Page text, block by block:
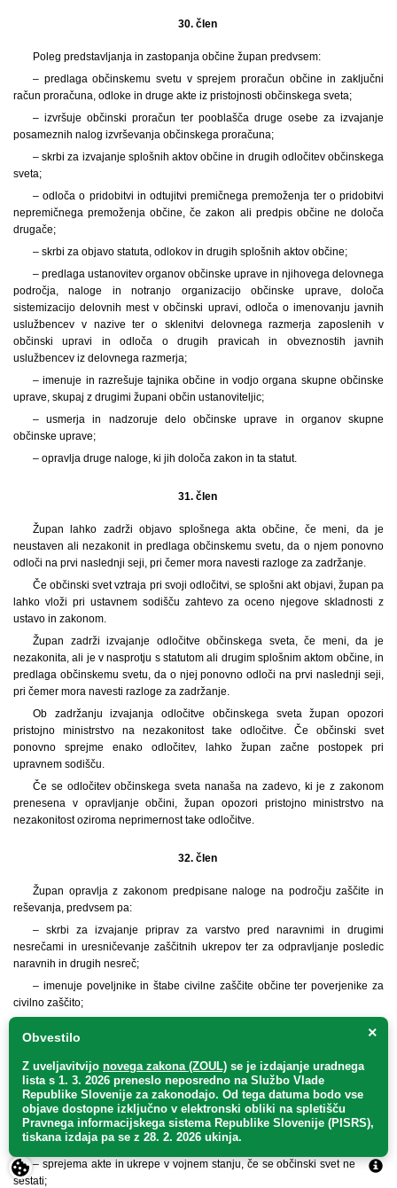
30. člen
Poleg predstavljanja in zastopanja občine župan predvsem:
– predlaga občinskemu svetu v sprejem proračun občine in zaključni
račun proračuna, odloke in druge akte iz pristojnosti občinskega sveta;
– izvršuje občinski proračun ter pooblašča druge osebe za izvajanje
posameznih nalog izvrševanja občinskega proračuna;
– skrbi za izvajanje splošnih aktov občine in drugih odločitev občinskega
sveta;
– odloča o pridobitvi in odtujitvi premičnega premoženja ter o pridobitvi
nepremičnega premoženja občine, če zakon ali predpis občine ne določa
drugače;
– skrbi za objavo statuta, odlokov in drugih splošnih aktov občine;
– predlaga ustanovitev organov občinske uprave in njihovega delovnega
področja, naloge in notranjo organizacijo občinske uprave, določa
sistemizacijo delovnih mest v občinski upravi, odloča o imenovanju javnih
uslužbencev v nazive ter o sklenitvi delovnega razmerja zaposlenih v
občinski upravi in odloča o drugih pravicah in obveznostih javnih
uslužbencev iz delovnega razmerja;
– imenuje in razrešuje tajnika občine in vodjo organa skupne občinske
uprave, skupaj z drugimi župani občin ustanoviteljic;
– usmerja in nadzoruje delo občinske uprave in organov skupne
občinske uprave;
– opravlja druge naloge, ki jih določa zakon in ta statut.
31. člen
Župan lahko zadrži objavo splošnega akta občine, če meni, da je
neustaven ali nezakonit in predlaga občinskemu svetu, da o njem ponovno
odloči na prvi naslednji seji, pri čemer mora navesti razloge za zadržanje.
Če občinski svet vztraja pri svoji odločitvi, se splošni akt objavi, župan pa
lahko vloži pri ustavnem sodišču zahtevo za oceno njegove skladnosti z
ustavo in zakonom.
Župan zadrži izvajanje odločitve občinskega sveta, če meni, da je
nezakonita, ali je v nasprotju s statutom ali drugim splošnim aktom občine, in
predlaga občinskemu svetu, da o njej ponovno odloči na prvi naslednji seji,
pri čemer mora navesti razloge za zadržanje.
Ob zadržanju izvajanja odločitve občinskega sveta župan opozori
pristojno ministrstvo na nezakonitost take odločitve. Če občinski svet
ponovno sprejme enako odločitev, lahko župan začne postopek pri
upravnem sodišču.
Če se odločitev občinskega sveta nanaša na zadevo, ki je z zakonom
prenesena v opravljanje občini, župan opozori pristojno ministrstvo na
nezakonitost oziroma neprimernost take odločitve.
32. člen
Župan opravlja z zakonom predpisane naloge na področju zaščite in
reševanja, predvsem pa:
– skrbi za izvajanje priprav za varstvo pred naravnimi in drugimi
nesrečami in uresničevanje zaščitnih ukrepov ter za odpravljanje posledic
naravnih in drugih nesreč;
– imenuje poveljnike in štabe civilne zaščite občine ter poverjenike za
civilno zaščito;
– določi organizacije, ki opravljajo javno službo oziroma naloge zaščite,
reševanja in pomoči in organizacije, ki morajo izdelati načrte zaščite in
reševanja;
– ugotavlja in razglaša stopnjo požarne ogroženosti v naravnem okolju
na območju občine;
– sprejema akte in ukrepe v vojnem stanju, če se občinski svet ne more
sestati;
×
Obvestilo
Z uveljavitvijo novega zakona (ZOUL) se je izdajanje uradnega
lista s 1. 3. 2026 preneslo neposredno na Službo Vlade
Republike Slovenije za zakonodajo. Od tega datuma bodo vse
objave dostopne izključno v elektronski obliki na spletišču
Pravnega informacijskega sistema Republike Slovenije (PISRS),
tiskana izdaja pa se z 28. 2. 2026 ukinja.